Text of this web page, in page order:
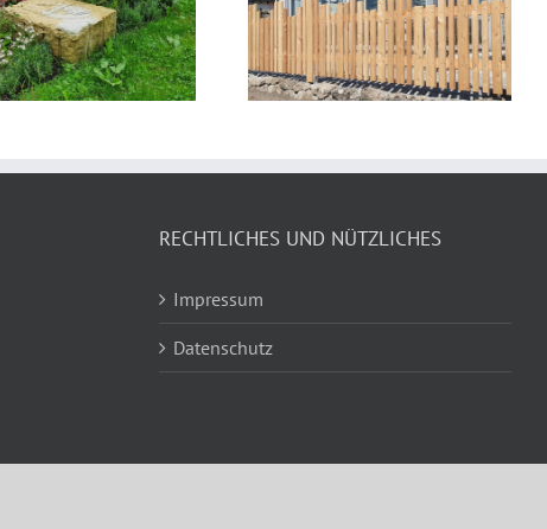
Holzzäune Gartenplanung
RECHTLICHES UND NÜTZLICHES
Impressum
Datenschutz